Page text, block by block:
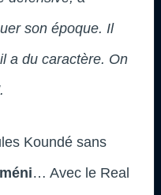
son époque. Il
a du caractère. On
Koundé sans
… Avec le Real